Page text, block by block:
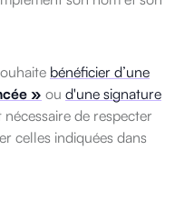
bénéficier d’une
» ou d'une signature
nécessaire de respecter
celles indiquées dans